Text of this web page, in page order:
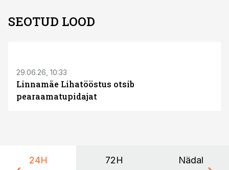
SEOTUD LOOD
29.06.26, 10:33
Linnamäe Lihatööstus otsib
pearaamatupidajat
24H 72H Nädal